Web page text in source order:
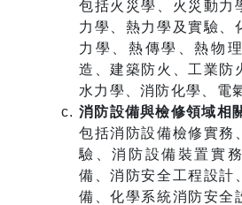
包括火災學、火災動力
力學、熱力學及實驗、
力學、熱傳學、熱物
造、建築防火、工業防
水力學、消防化學、電
消防設備與檢修領域相
包括消防設備檢修實務
驗、消防設備裝置實
備、消防安全工程設計
備、化學系統消防安全